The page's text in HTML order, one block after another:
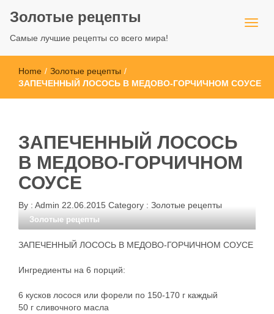
Золотые рецепты
Самые лучшие рецепты со всего мира!
Home / Золотые рецепты /
ЗАПЕЧЕННЫЙ ЛОСОСЬ В МЕДОВО-ГОРЧИЧНОМ СОУСЕ
ЗАПЕЧЕННЫЙ ЛОСОСЬ
В МЕДОВО-ГОРЧИЧНОМ
СОУСЕ
By : Admin 22.06.2015 Category : Золотые рецепты
Золотые рецепты
ЗАПЕЧЕННЫЙ ЛОСОСЬ В МЕДОВО-ГОРЧИЧНОМ СОУСЕ
Ингредиенты на 6 порций:
6 кусков лосося или форели по 150-170 г каждый
50 г сливочного масла